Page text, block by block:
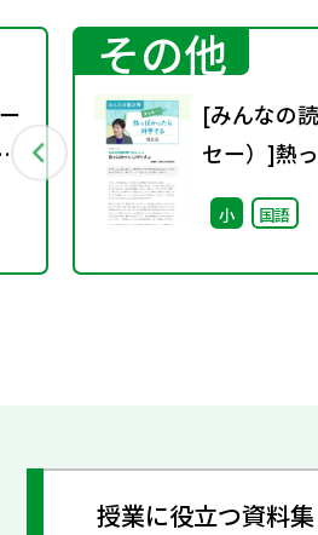
その他
[みんなの
セー）]熱
科学する
小 国語
授業に役立つ資料集